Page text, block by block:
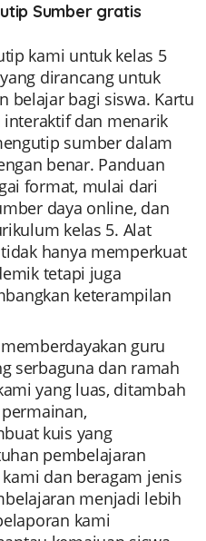
Sumber gratis
kami untuk kelas 5
dirancang untuk
belajar bagi siswa. Kartu
dan menarik
sumber dalam
benar. Panduan
format, mulai dari
daya online, dan
kelas 5. Alat
hanya memperkuat
tetapi juga
keterampilan
guru
serbaguna dan ramah
yang luas, ditambah
kuis yang
pembelajaran
dan beragam jenis
menjadi lebih
kami